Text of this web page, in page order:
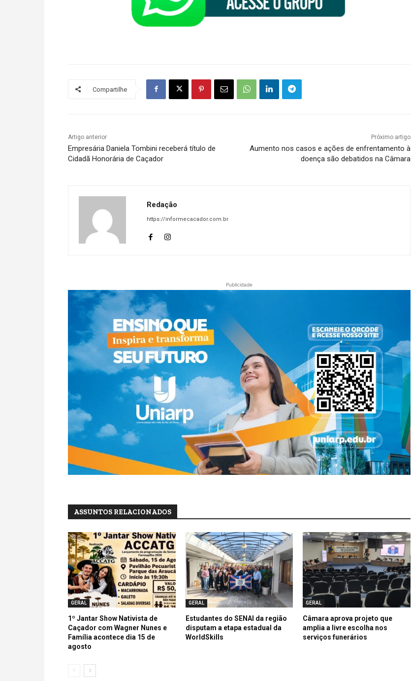
Compartilhe
Artigo anterior
Empresária Daniela Tombini receberá título de
Cidadã Honorária de Caçador
Próximo artigo
Aumento nos casos e ações de enfrentamento à
doença são debatidos na Câmara
Redação
https://informecacador.com.br
Publicidade
ASSUNTOS RELACIONADOS
GERAL
1º Jantar Show Nativista de
Caçador com Wagner Nunes e
Família acontece dia 15 de
agosto
GERAL
Estudantes do SENAI da região
disputam a etapa estadual da
WorldSkills
GERAL
Câmara aprova projeto que
amplia a livre escolha nos
serviços funerários